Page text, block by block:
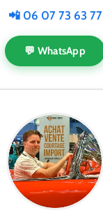
📲 06 07 73 63 77
💬 WhatsApp